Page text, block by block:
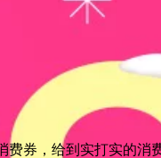
费券，给到实打实的消